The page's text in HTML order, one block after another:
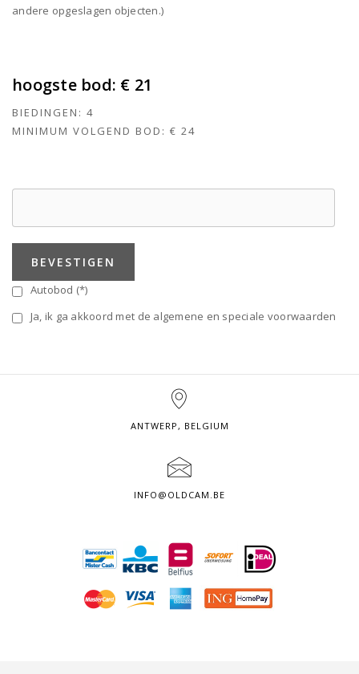
andere opgeslagen objecten.)
hoogste bod: € 21
BIEDINGEN: 4
MINIMUM VOLGEND BOD: € 24
BEVESTIGEN
Autobod (*)
Ja, ik ga akkoord met de algemene en speciale voorwaarden
ANTWERP, BELGIUM
INFO@OLDCAM.BE